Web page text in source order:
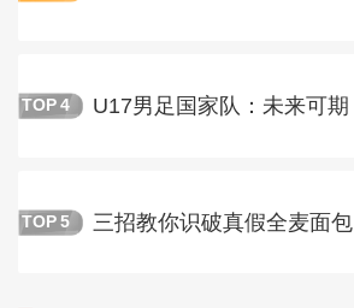
TOP 4 U17男足国家队：未来可期
TOP 5 三招教你识破真假全麦面包